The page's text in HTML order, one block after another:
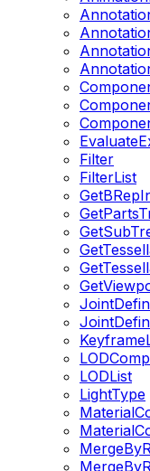
Filter
FilterList
LODList
LightType